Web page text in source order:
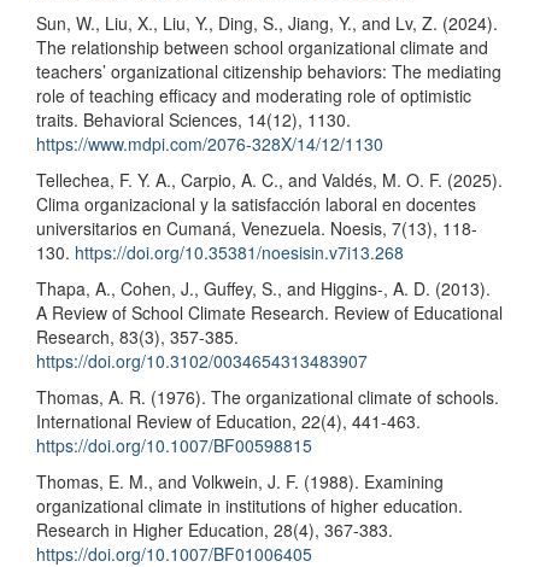
Sun, W., Liu, X., Liu, Y., Ding, S., Jiang, Y., and Lv, Z. (2024).
The relationship between school organizational climate and
teachers’ organizational citizenship behaviors: The mediating
role of teaching efficacy and moderating role of optimistic
traits. Behavioral Sciences, 14(12), 1130.
https://www.mdpi.com/2076-328X/14/12/1130
Tellechea, F. Y. A., Carpio, A. C., and Valdés, M. O. F. (2025).
Clima organizacional y la satisfacción laboral en docentes
universitarios en Cumaná, Venezuela. Noesis, 7(13), 118-
130. https://doi.org/10.35381/noesisin.v7i13.268
Thapa, A., Cohen, J., Guffey, S., and Higgins-, A. D. (2013).
A Review of School Climate Research. Review of Educational
Research, 83(3), 357-385.
https://doi.org/10.3102/0034654313483907
Thomas, A. R. (1976). The organizational climate of schools.
International Review of Education, 22(4), 441-463.
https://doi.org/10.1007/BF00598815
Thomas, E. M., and Volkwein, J. F. (1988). Examining
organizational climate in institutions of higher education.
Research in Higher Education, 28(4), 367-383.
https://doi.org/10.1007/BF01006405